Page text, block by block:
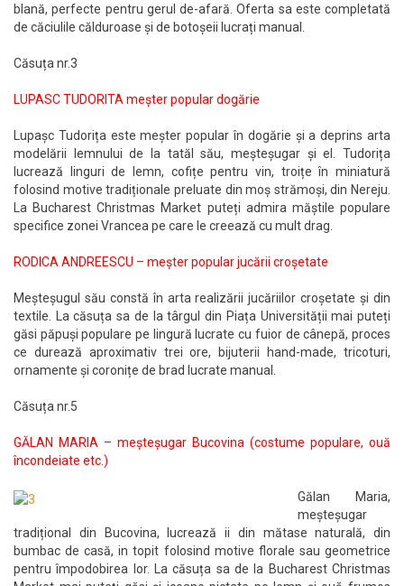
blană, perfecte pentru gerul de-afară. Oferta sa este completată
de căciulile călduroase și de botoșeii lucrați manual.
Căsuța nr.3
LUPASC TUDORITA meșter popular dogărie
Lupașc Tudorița este meșter popular în dogărie și a deprins arta
modelării lemnului de la tatăl său, meșteșugar și el. Tudorița
lucrează linguri de lemn, cofițe pentru vin, troițe în miniatură
folosind motive tradiționale preluate din moș strămoși, din Nereju.
La Bucharest Christmas Market puteți admira măștile populare
specifice zonei Vrancea pe care le creează cu mult drag.
RODICA ANDREESCU – meșter popular jucării croșetate
Meșteșugul său constă în arta realizării jucăriilor croșetate și din
textile. La căsuța sa de la târgul din Piața Universității mai puteți
găsi păpuși populare pe lingură lucrate cu fuior de cânepă, proces
ce durează aproximativ trei ore, bijuterii hand-made, tricoturi,
ornamente și coronițe de brad lucrate manual.
Căsuța nr.5
GĂLAN MARIA – meșteșugar Bucovina (costume populare, ouă
încondeiate etc.)
Gălan Maria,
meșteșugar
tradițional din Bucovina, lucrează ii din mătase naturală, din
bumbac de casă, in topit folosind motive florale sau geometrice
pentru împodobirea lor. La căsuța sa de la Bucharest Christmas